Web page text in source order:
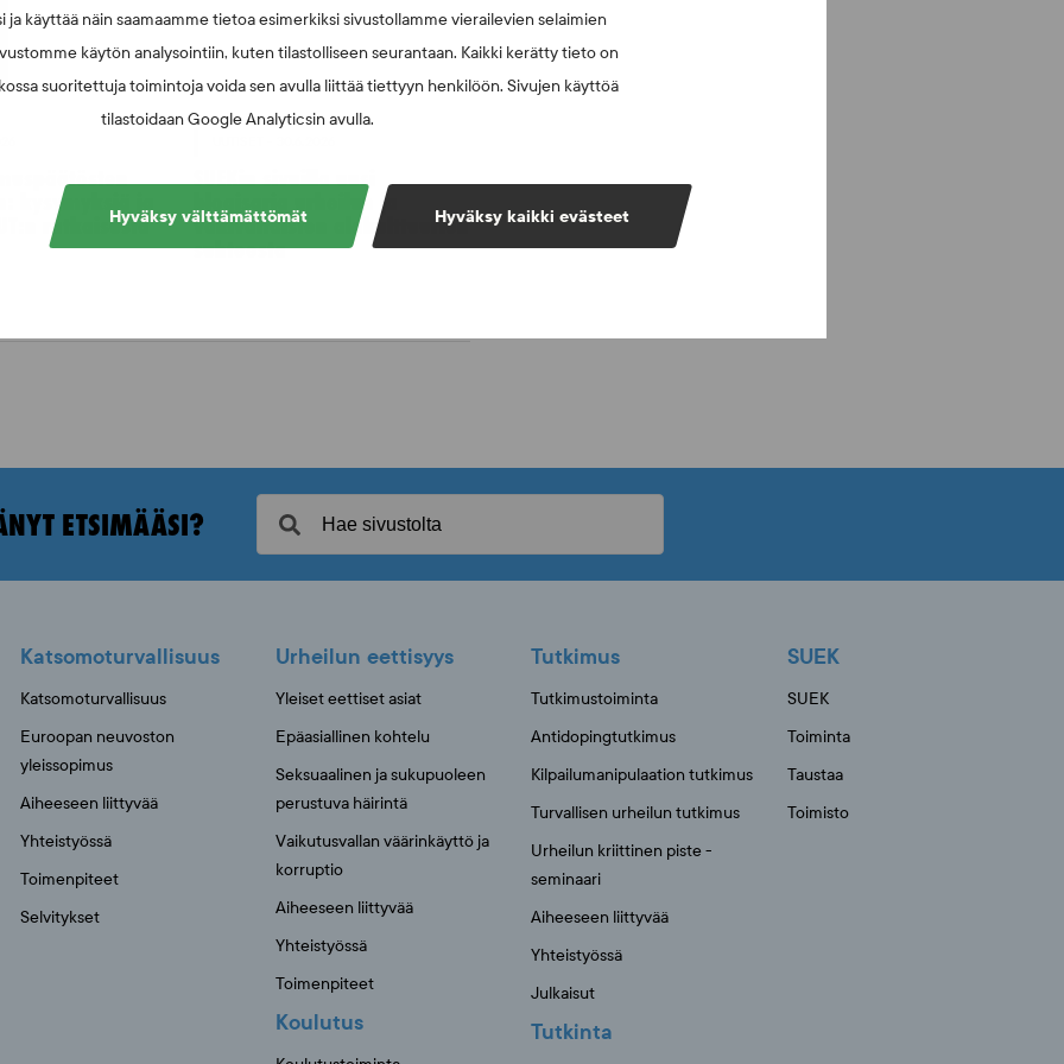
ja käyttää näin saamaamme tietoa esimerkiksi sivustollamme vierailevien selaimien
käytön analysointiin, kuten tilastolliseen seurantaan. Kaikki kerätty tieto on
suoritettuja toimintoja voida sen avulla liittää tiettyyn henkilöön. Sivujen käyttöä
tilastoidaan Google Analyticsin avulla.
Hyväksy kaikki evästeet
Hyväksy välttämättömät
kysymyksiä ja
ratkaisusta
SUEKin sivuilla uusi
blogisarja urheilun ja
väkivaltaisten alakulttuurien
suhteesta
ETSIMÄÄSI?
Katsomoturvallisuus
Katsomoturvallisuus
Euroopan neuvoston
yleissopimus
Aiheeseen liittyvää
Yhteistyössä
Toimenpiteet
Selvitykset
Urheilun eettisyys
Yleiset eettiset asiat
Epäasiallinen kohtelu
Seksuaalinen ja sukupuoleen
perustuva häirintä
Vaikutusvallan väärinkäyttö ja
korruptio
Aiheeseen liittyvää
Yhteistyössä
Toimenpiteet
Koulutus
Tutkimus
Tutkimustoiminta
Antidopingtutkimus
Kilpailumanipulaation tutkimus
Turvallisen urheilun tutkimus
Urheilun kriittinen piste -
seminaari
Aiheeseen liittyvää
Yhteistyössä
Julkaisut
Tutkinta
SUEK
SUEK
Toiminta
Taustaa
Toimisto